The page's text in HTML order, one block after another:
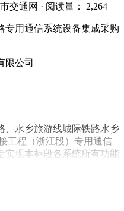
交通网 · 阅读量： 2,264
专用通信系统设备集成采购
限公司
、水乡旅游线城际铁路水乡
工程（浙江段）专用通信
实现本标段各系统所有功能
、仓储、交货、安装督导、
试验、配合综合联调、